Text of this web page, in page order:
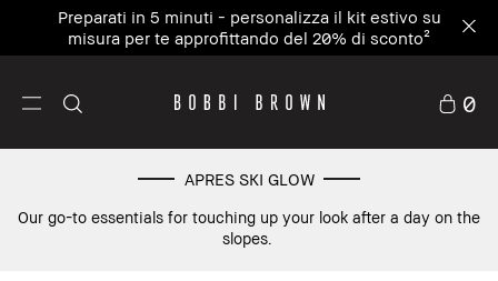
Preparati in 5 minuti - personalizza il kit estivo su
misura per te approfittando del 20% di sconto²
0
APRES SKI GLOW
Our go-to essentials for touching up your look after a day on the
slopes.